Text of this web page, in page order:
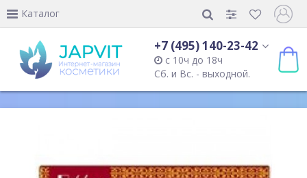
Каталог
+7 (495) 140-23-42
с 10ч до 18ч
Сб. и Вс. - выходной.